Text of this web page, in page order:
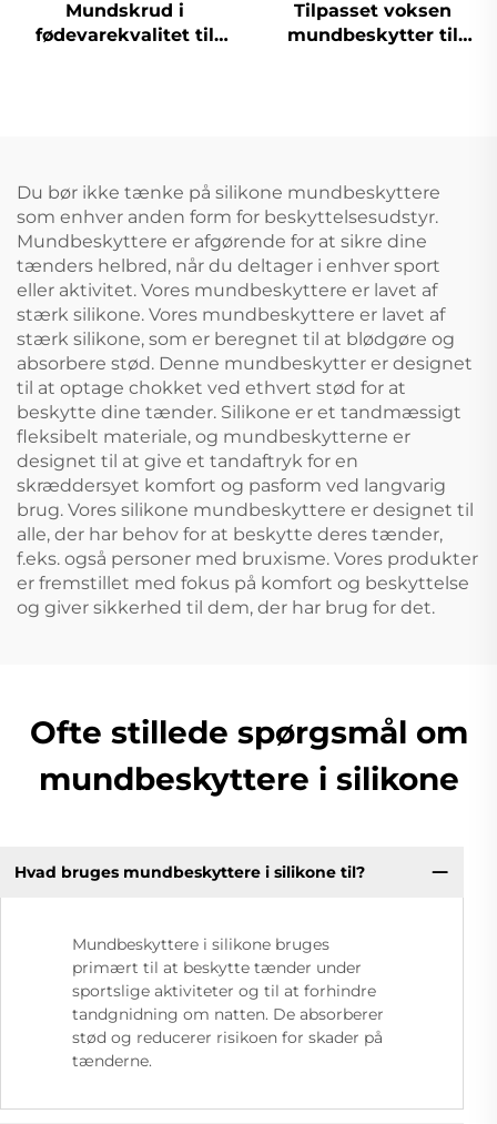
Mundskrud i
fødevarekvalitet til
blege-tandbeslag
Tilpasset voksen
mundbeskytter til
Du bør ikke tænke på silikone mundbeskyttere
som enhver anden form for beskyttelsesudstyr.
Mundbeskyttere er afgørende for at sikre dine
tænders helbred, når du deltager i enhver sport
eller aktivitet. Vores mundbeskyttere er lavet af
stærk silikone. Vores mundbeskyttere er lavet af
stærk silikone, som er beregnet til at blødgøre og
absorbere stød. Denne mundbeskytter er designet
til at optage chokket ved ethvert stød for at
beskytte dine tænder. Silikone er et tandmæssigt
fleksibelt materiale, og mundbeskytterne er
designet til at give et tandaftryk for en
skræddersyet komfort og pasform ved langvarig
brug. Vores silikone mundbeskyttere er designet til
alle, der har behov for at beskytte deres tænder,
f.eks. også personer med bruxisme. Vores produkter
er fremstillet med fokus på komfort og beskyttelse
og giver sikkerhed til dem, der har brug for det.
Ofte stillede spørgsmål om
mundbeskyttere i silikone
Hvad bruges mundbeskyttere i silikone til?
Mundbeskyttere i silikone bruges
primært til at beskytte tænder under
sportslige aktiviteter og til at forhindre
tandgnidning om natten. De absorberer
stød og reducerer risikoen for skader på
tænderne.